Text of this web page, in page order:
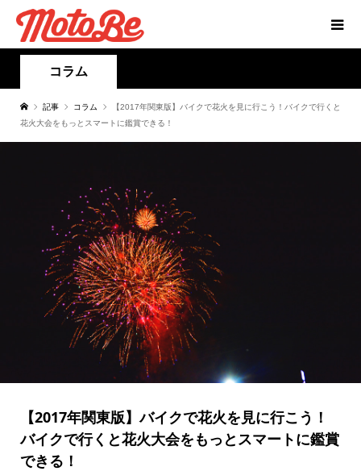
コラム
記事 コラム
【2017年関東版】バイクで花火を見に行こう！バイクで行くと
花火大会をもっとスマートに鑑賞できる！
【2017年関東版】バイクで花火を見に行こう！
バイクで行くと花火大会をもっとスマートに鑑賞
できる！